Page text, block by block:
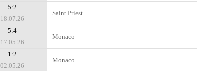
5:2
18.07.26
Saint Priest
5:4
17.05.26
Monaco
1:2
02.05.26
Monaco